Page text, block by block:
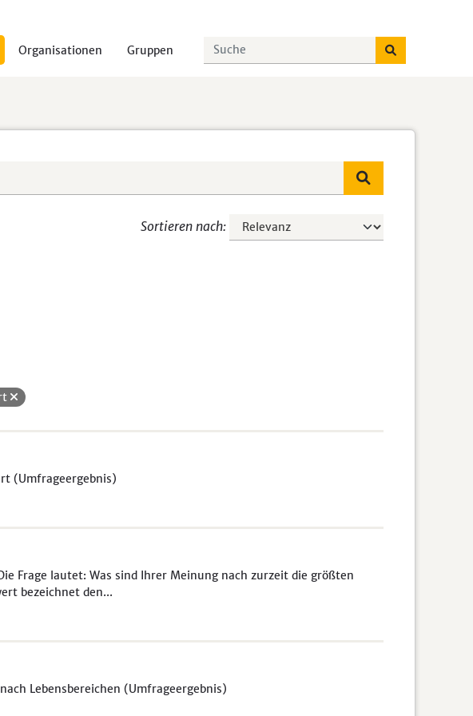
Organisationen Gruppen
Sortieren nach
(Umfrageergebnis)
Frage lautet: Was sind Ihrer Meinung nach zurzeit die größten
bezeichnet den...
Lebensbereichen (Umfrageergebnis)